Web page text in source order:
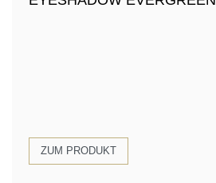
ZUM PRODUKT